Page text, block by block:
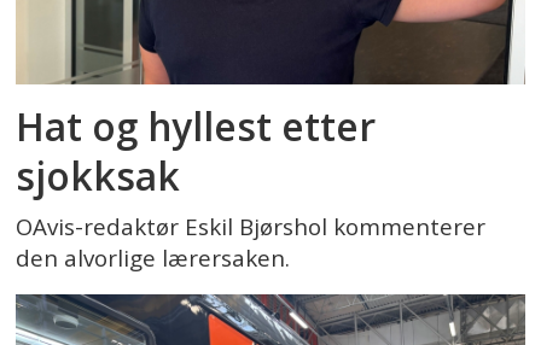
Hat og hyllest etter
sjokksak
OAvis-redaktør Eskil Bjørshol kommenterer
den alvorlige lærersaken.